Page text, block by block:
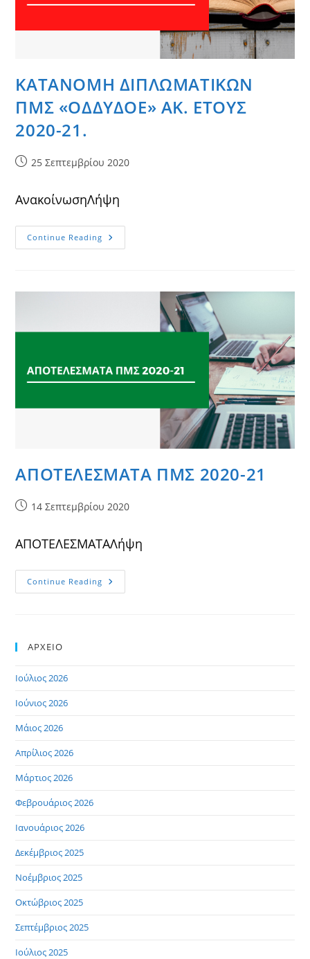
ΚΑΤΑΝΟΜΗ ΔΙΠΛΩΜΑΤΙΚΩΝ
ΠΜΣ «ΟΔΔΥΔΟΕ» ΑΚ. ΕΤΟΥΣ
2020-21.
Post25 Σεπτεμβρίου 2020
ΑνακοίνωσηΛήψη
Continue Reading ΚΑΤΑΝΟΜΗ
ΔΙΠΛΩΜΑΤΙΚΩΝ
2020-
ΑΠΟΤΕΛΕΣΜΑΤΑ ΠΜΣ 2020-21
Post14 Σεπτεμβρίου 2020
ΑΠΟΤΕΛΕΣΜΑΤΑΛήψη
Continue Reading ΑΠΟΤΕΛΕΣΜΑΤΑ
ΠΜΣ
ΑΡΧΕΙΟ
Ιούλιος 2026
Ιούνιος 2026
Μάιος 2026
Απρίλιος 2026
Μάρτιος 2026
Φεβρουάριος 2026
Ιανουάριος 2026
Δεκέμβριος 2025
Νοέμβριος 2025
Οκτώβριος 2025
Σεπτέμβριος 2025
Ιούλιος 2025